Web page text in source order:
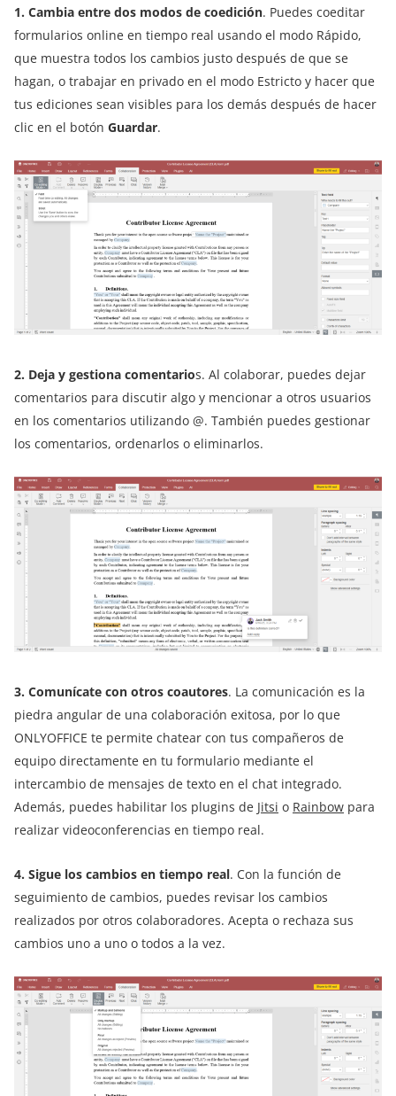
1. Cambia entre dos modos de coedición. Puedes coeditar
formularios online en tiempo real usando el modo Rápido,
que muestra todos los cambios justo después de que se
hagan, o trabajar en privado en el modo Estricto y hacer que
tus ediciones sean visibles para los demás después de hacer
clic en el botón Guardar.
2. Deja y gestiona comentarios. Al colaborar, puedes dejar
comentarios para discutir algo y mencionar a otros usuarios
en los comentarios utilizando @. También puedes gestionar
los comentarios, ordenarlos o eliminarlos.
3. Comunícate con otros coautores. La comunicación es la
piedra angular de una colaboración exitosa, por lo que
ONLYOFFICE te permite chatear con tus compañeros de
equipo directamente en tu formulario mediante el
intercambio de mensajes de texto en el chat integrado.
Además, puedes habilitar los plugins de Jitsi o Rainbow para
realizar videoconferencias en tiempo real.
4. Sigue los cambios en tiempo real. Con la función de
seguimiento de cambios, puedes revisar los cambios
realizados por otros colaboradores. Acepta o rechaza sus
cambios uno a uno o todos a la vez.